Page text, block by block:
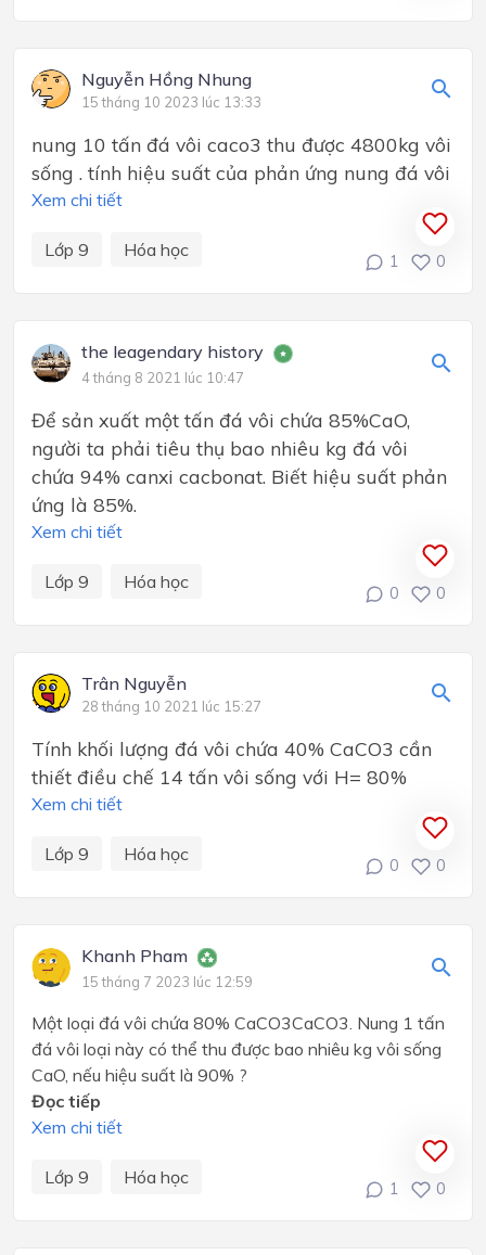
Nguyễn Hồng Nhung
15 tháng 10 2023 lúc 13:33
nung 10 tấn đá vôi caco3 thu được 4800kg vôi
sống . tính hiệu suất của phản ứng nung đá vôi
Xem chi tiết
Lớp 9 Hóa học
1 0
the leagendary history
4 tháng 8 2021 lúc 10:47
Để sản xuất một tấn đá vôi chứa 85%CaO,
người ta phải tiêu thụ bao nhiêu kg đá vôi
chứa 94% canxi cacbonat. Biết hiệu suất phản
ứng là 85%.
Xem chi tiết
Lớp 9 Hóa học
0 0
Trân Nguyễn
28 tháng 10 2021 lúc 15:27
Tính khối lượng đá vôi chứa 40% CaCO3 cần
thiết điều chế 14 tấn vôi sống với H= 80%
Xem chi tiết
Lớp 9 Hóa học
0 0
Khanh Pham
15 tháng 7 2023 lúc 12:59
Một loại đá vôi chứa 80% CaCO3CaCO3. Nung 1 tấn
đá vôi loại này có thể thu được bao nhiêu kg vôi sống
CaO, nếu hiệu suất là 90% ?
Đọc tiếp
Xem chi tiết
Lớp 9 Hóa học
1 0